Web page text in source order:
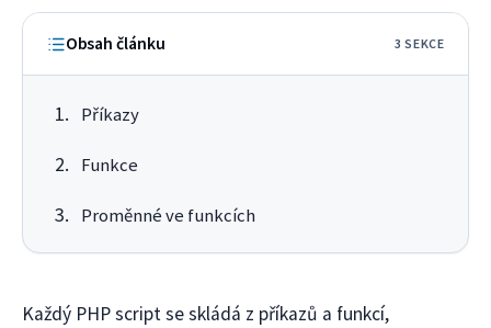
Obsah článku 3 SEKCE
Příkazy
Funkce
Proměnné ve funkcích
Každý PHP script se skládá z příkazů a funkcí,